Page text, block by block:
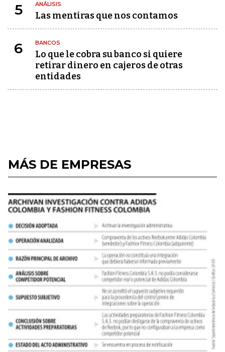
5 ANÁLISIS
Las mentiras que nos contamos
6 BANCOS
Lo que le cobra su banco si quiere
retirar dinero en cajeros de otras
entidades
MÁS DE EMPRESAS